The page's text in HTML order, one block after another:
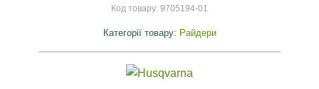
Код товару: 9705194-01
Категорії товару: Райдери